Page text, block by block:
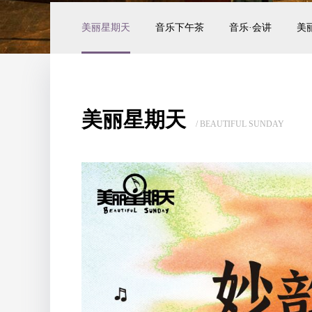
美丽星期天 音乐下午茶 音乐·会讲 美
美丽星期天 / BEAUTIFUL SUNDAY